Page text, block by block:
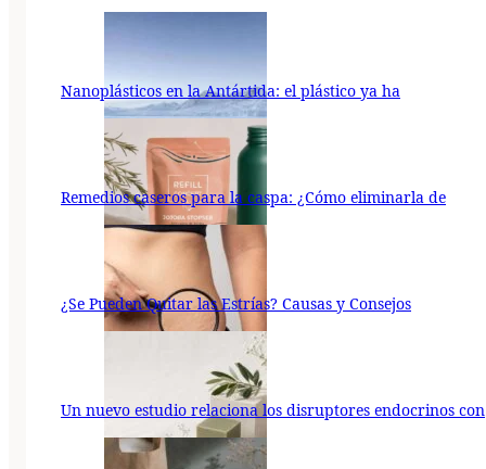
Nanoplásticos en la Antártida: el plástico ya ha
Remedios caseros para la caspa: ¿Cómo eliminarla de
¿Se Pueden Quitar las Estrías? Causas y Consejos
Un nuevo estudio relaciona los disruptores endocrinos con